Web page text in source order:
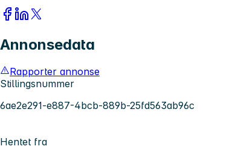
Annonsedata
Rapporter annonse
Stillingsnummer
6ae2e291-e887-4bcb-889b-25fd563ab96c
Hentet fra